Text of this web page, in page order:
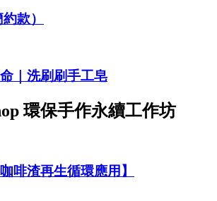
款）
｜洗刷刷手工皂
環保手作永續工作坊
啡渣再生循環應用】